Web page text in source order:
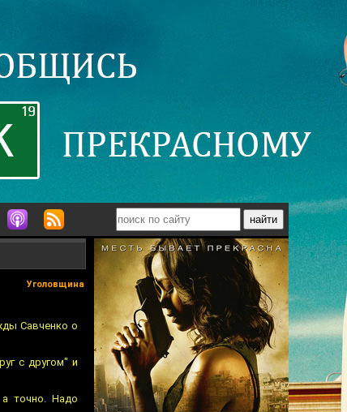
Уголовщина
Савченко о
с другом" и
точно. Надо